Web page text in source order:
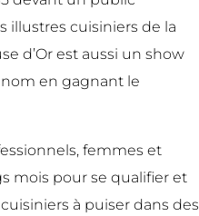
illustres cuisiniers de la
d’Or est aussi un show
en gagnant le
femmes et
mois pour se qualifier et
à puiser dans des